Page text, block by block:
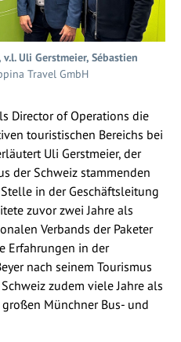
Uli Gerstmeier, Sébastien
Travel GmbH
Director of Operations die
touristischen Bereichs bei
Uli Gerstmeier, der
der Schweiz stammenden
in der Geschäftsleitung
zuvor zwei Jahre als
Verbands der Paketer
Erfahrungen in der
nach seinem Tourismus
zudem viele Jahre als
Münchner Bus- und